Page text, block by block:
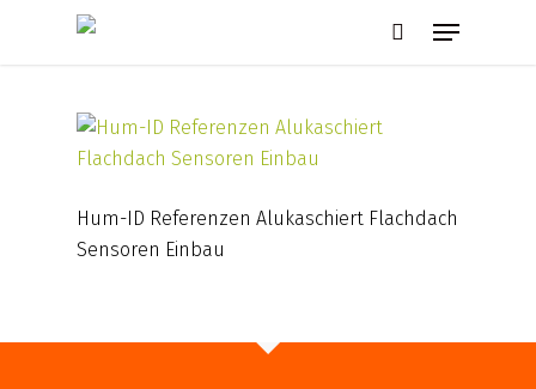
Menu
Hum-ID Referenzen Alukaschiert Flachdach
Sensoren Einbau